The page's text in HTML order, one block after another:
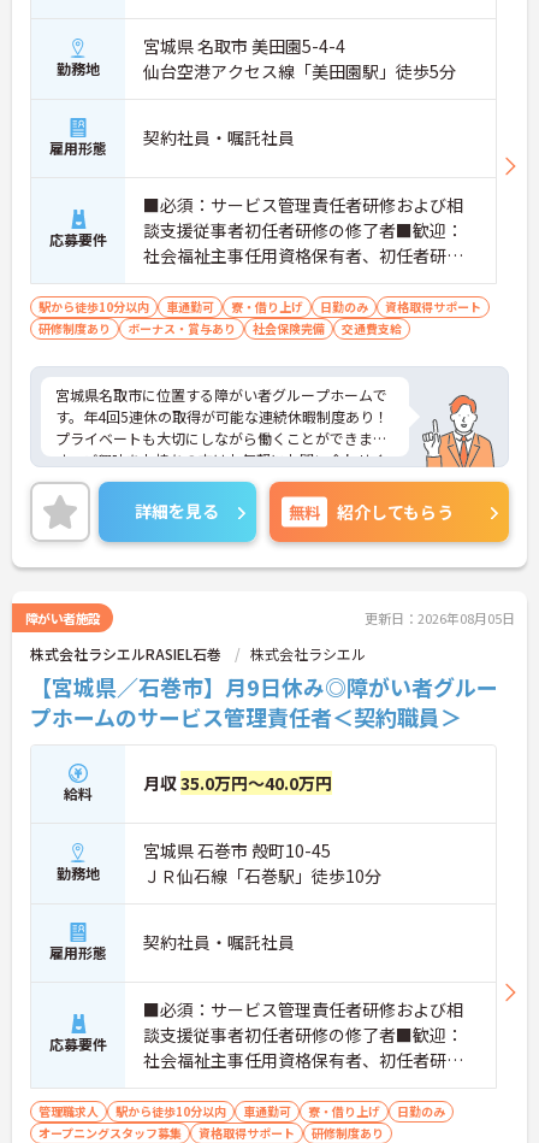
勤務地
宮城県 名取市 美田園5-4-4
仙台空港アクセス線「美田園駅」徒歩5分
雇用形態 契約社員・嘱託社員
応募要件
■必須：サービス管理責任者研修および相
談支援従事者初任者研修の修了者■歓迎：
社会福祉主事任用資格保有者、初任者研修
（旧ヘルパー2級）、サービス管理責任者の
業務経験
駅から徒歩10分以内 車通勤可 寮・借り上げ 日勤のみ
資格取得サポート
研修制度あり
ボーナス・賞与あり 社会保険完備 交通費支給
宮城県名取市に位置する障がい者グループホームで
す。年4回5連休の取得が可能な連続休暇制度あり！
プライベートも大切にしながら働くことができま
す。ご興味をお持ちの方はお気軽にお問い合わせく
ださい。
詳細を見る 無料 紹介してもらう
障がい者施設 更新日：2026年08月05日
株式会社ラシエルRASIEL石巻 株式会社ラシエル
【宮城県／石巻市】月9日休み◎障がい者グルー
プホームのサービス管理責任者＜契約職員＞
給料 月収35.0万円～40.0万円
勤務地
宮城県 石巻市 殻町10-45
ＪＲ仙石線「石巻駅」徒歩10分
雇用形態 契約社員・嘱託社員
応募要件
■必須：サービス管理責任者研修および相
談支援従事者初任者研修の修了者■歓迎：
社会福祉主事任用資格保有者、初任者研修
（旧ヘルパー2級）、サービス管理責任者の
業務経験
管理職求人 駅から徒歩10分以内 車通勤可 寮・借り上げ
日勤のみ
オープニングスタッフ募集
資格取得サポート
研修制度あり